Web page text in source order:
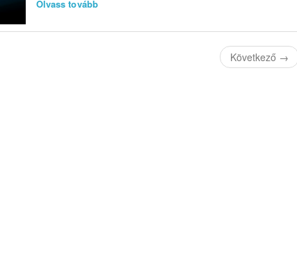
Olvass tovább
Következő →